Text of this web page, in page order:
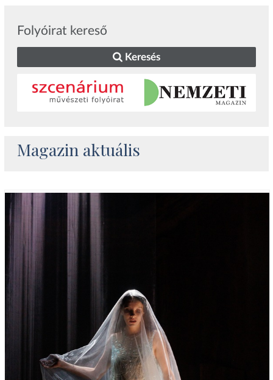
Folyóirat kereső
Keresés
Magazin aktuális